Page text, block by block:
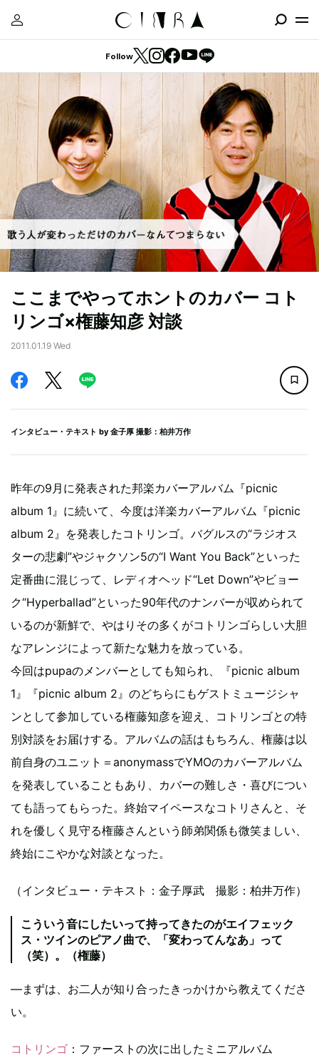
Follow
ここまでやってホントのカバー コト
リンゴ×権藤知彦 対談
2011.01.19 Wed
インタビュー・テキスト by 金子厚 撮影：柏井万作
昨年の9月に発表された邦楽カバーアルバム『picnic
album 1』に続いて、今度は洋楽カバーアルバム『picnic
album 2』を発表したコトリンゴ。バグルスの“ラジオス
ターの悲劇”やジャクソン5の“I Want You Back”といった
定番曲に混じって、レディオヘッド“Let Down”やビョー
ク“Hyperballad”といった90年代のナンバーが収められて
いるのが新鮮で、やはりその多くがコトリンゴらしい大胆
なアレンジによって新たな魅力を放っている。
今回はpupaのメンバーとしても知られ、『picnic album
1』『picnic album 2』のどちらにもゲストミュージシャ
ンとして参加している権藤知彦を迎え、コトリンゴとの特
別対談をお届けする。アルバムの話はもちろん、権藤は以
前自身のユニット＝anonymassでYMOのカバーアルバム
を発表していることもあり、カバーの難しさ・喜びについ
ても語ってもらった。終始マイペースなコトリさんと、そ
れを優しく見守る権藤さんという師弟関係も微笑ましい、
終始にこやかな対談となった。
（インタビュー・テキスト：金子厚武 撮影：柏井万作）
こういう音にしたいって持ってきたのがエイフェック
ス・ツインのピアノ曲で、「変わってんなあ」って
（笑）。（権藤）
―まずは、お二人が知り合ったきっかけから教えてくださ
い。
コトリンゴ ：ファーストの次に出したミニアルバム